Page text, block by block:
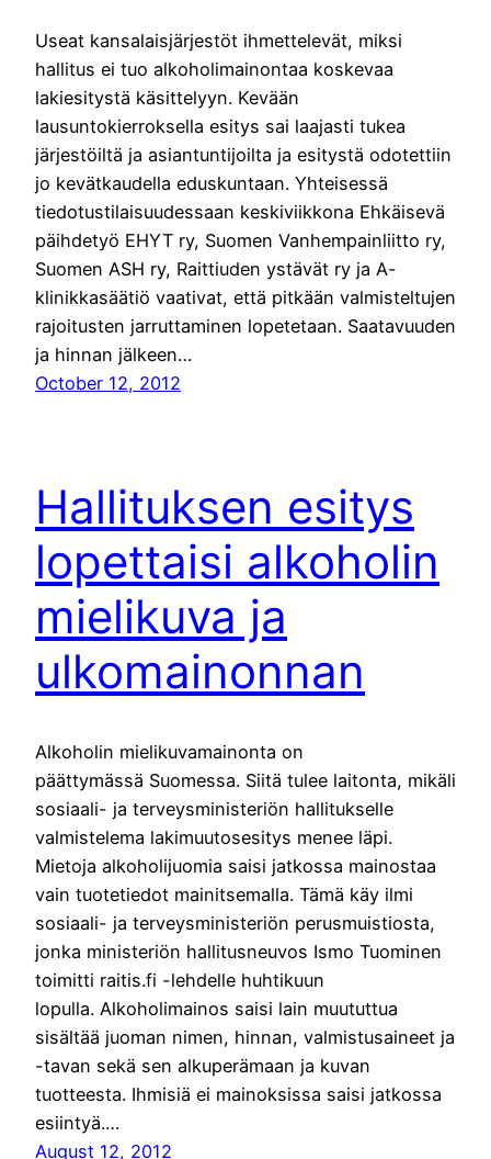
Useat kansalaisjärjestöt ihmettelevät, miksi
hallitus ei tuo alkoholimainontaa koskevaa
lakiesitystä käsittelyyn. Kevään
lausuntokierroksella esitys sai laajasti tukea
järjestöiltä ja asiantuntijoilta ja esitystä odotettiin
jo kevätkaudella eduskuntaan. Yhteisessä
tiedotustilaisuudessaan keskiviikkona Ehkäisevä
päihdetyö EHYT ry, Suomen Vanhempainliitto ry,
Suomen ASH ry, Raittiuden ystävät ry ja A-
klinikkasäätiö vaativat, että pitkään valmisteltujen
rajoitusten jarruttaminen lopetetaan. Saatavuuden
ja hinnan jälkeen…
October 12, 2012
Hallituksen esitys
lopettaisi alkoholin
mielikuva ja
ulkomainonnan
Alkoholin mielikuvamainonta on
päättymässä Suomessa. Siitä tulee laitonta, mikäli
sosiaali- ja terveysministeriön hallitukselle
valmistelema lakimuutosesitys menee läpi.
Mietoja alkoholijuomia saisi jatkossa mainostaa
vain tuotetiedot mainitsemalla. Tämä käy ilmi
sosiaali- ja terveysministeriön perusmuistiosta,
jonka ministeriön hallitusneuvos Ismo Tuominen
toimitti raitis.fi -lehdelle huhtikuun
lopulla. Alkoholimainos saisi lain muututtua
sisältää juoman nimen, hinnan, valmistusaineet ja
-tavan sekä sen alkuperämaan ja kuvan
tuotteesta. Ihmisiä ei mainoksissa saisi jatkossa
esiintyä.…
August 12, 2012